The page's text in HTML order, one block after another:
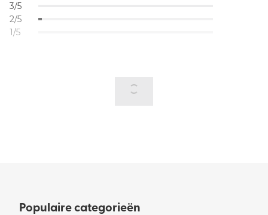
3/5
2/5
1/5
Populaire categorieën